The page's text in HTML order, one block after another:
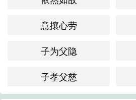
意攘心劳
子为父隐
子孝父慈